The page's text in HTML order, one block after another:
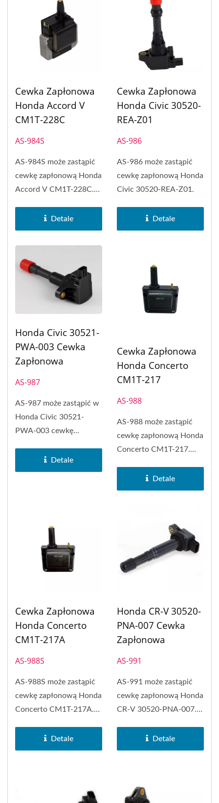
Cewka Zapłonowa
Honda Accord V
CM1T-228C
AS-984S
AS-984S może zastąpić
cewkę zapłonową Honda
Accord V CM1T-228C.
Detale
Cewka Zapłonowa
Honda Civic 30520-
REA-Z01
AS-986
AS-986 może zastąpić
cewkę zapłonową Honda
Civic 30520-REA-Z01.
Detale
Honda Civic 30521-
PWA-003 Cewka
Zapłonowa
AS-987
AS-987 może zastąpić w
Honda Civic 30521-
PWA-003 cewkę
Detale
Cewka Zapłonowa
Honda Concerto
CM1T-217
AS-988
AS-988 może zastąpić
cewkę zapłonową Honda
Concerto CM1T-217.
prostokątnego...
Detale
Cewka Zapłonowa
Honda Concerto
CM1T-217A
AS-988S
AS-988S może zastąpić
cewkę zapłonową Honda
Concerto CM1T-217A.
Detale
Honda CR-V 30520-
PNA-007 Cewka
Zapłonowa
AS-991
AS-991 może zastąpić
cewkę zapłonową Honda
CR-V 30520-PNA-007.
Detale